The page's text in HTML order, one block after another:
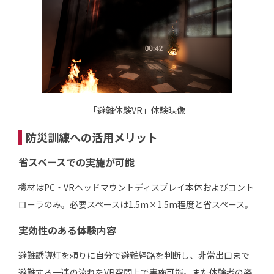
「避難体験VR」体験映像
防災訓練への活用メリット
省スペースでの実施が可能
機材はPC・VRヘッドマウントディスプレイ本体およびコント
ローラのみ。必要スペースは1.5m×1.5m程度と省スペース。
実効性のある体験内容
避難誘導灯を頼りに自分で避難経路を判断し、非常出口まで